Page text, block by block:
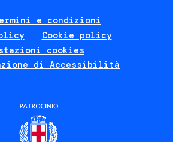
e condizioni
Cookie policy
cookies
di Accessibilità